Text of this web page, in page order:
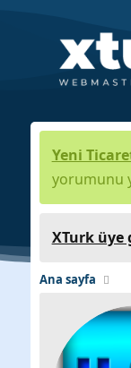
Yeni
yorumunu
XTurk üye
Ana sayfa